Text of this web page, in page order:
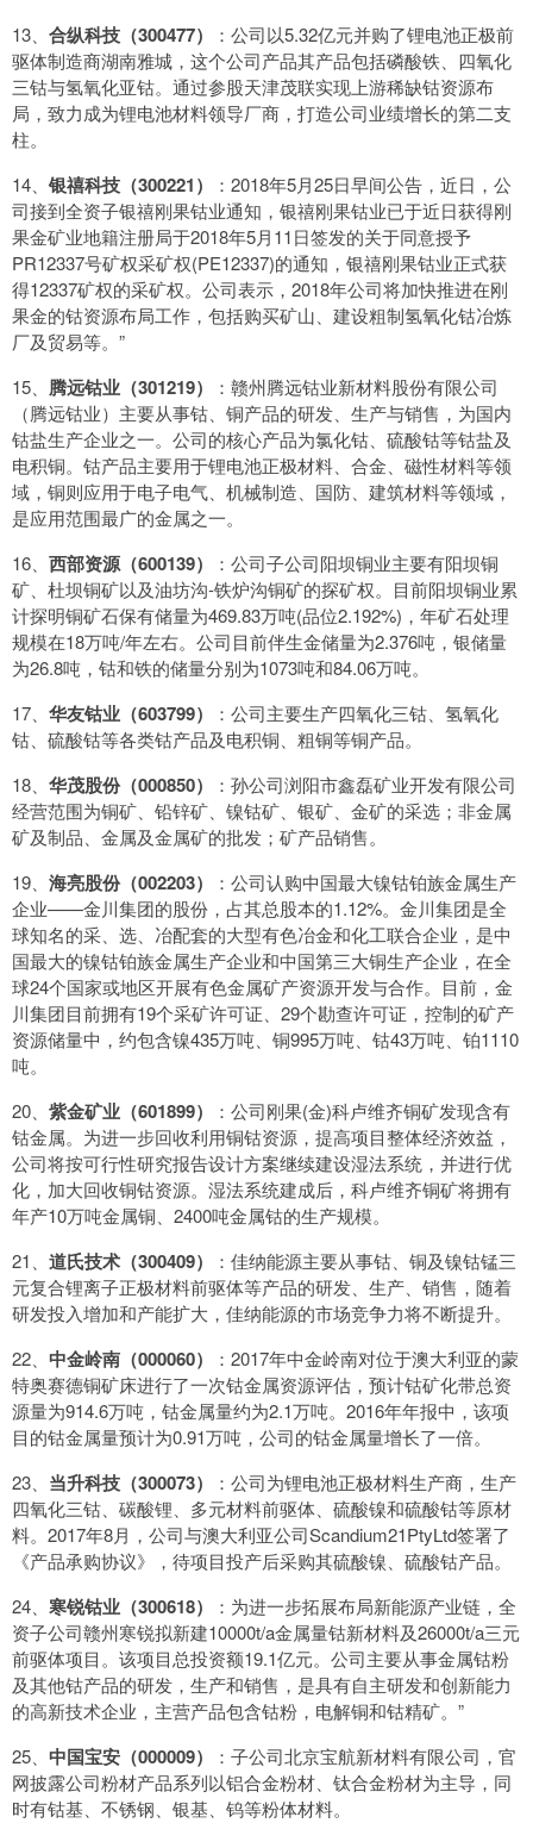
13、 合纵科技（300477）
：公司以5.32亿元并购了锂电池正极前
驱体制造商湖南雅城，这个公司产品其产品包括磷酸铁、四氧化
三钴与氢氧化亚钴。通过参股天津茂联实现上游稀缺钴资源布
局，致力成为锂电池材料领导厂商，打造公司业绩增长的第二支
柱。
14、 银禧科技（300221）
：2018年5月25日早间公告，近日，公
司接到全资子银禧刚果钴业通知，银禧刚果钴业已于近日获得刚
果金矿业地籍注册局于2018年5月11日签发的关于同意授予
PR12337号矿权采矿权(PE12337)的通知，银禧刚果钴业正式获
得12337矿权的采矿权。公司表示，2018年公司将加快推进在刚
果金的钴资源布局工作，包括购买矿山、建设粗制氢氧化钴冶炼
厂及贸易等。”
15、 腾远钴业（301219）
：赣州腾远钴业新材料股份有限公司
（腾远钴业）主要从事钴、铜产品的研发、生产与销售，为国内
钴盐生产企业之一。公司的核心产品为氯化钴、硫酸钴等钴盐及
电积铜。钴产品主要用于锂电池正极材料、合金、磁性材料等领
域，铜则应用于电子电气、机械制造、国防、建筑材料等领域，
是应用范围最广的金属之一。
16、 西部资源（600139）
：公司子公司阳坝铜业主要有阳坝铜
矿、杜坝铜矿以及油坊沟-铁炉沟铜矿的探矿权。目前阳坝铜业累
计探明铜矿石保有储量为469.83万吨(品位2.192%)，年矿石处理
规模在18万吨/年左右。公司目前伴生金储量为2.376吨，银储量
为26.8吨，钴和铁的储量分别为1073吨和84.06万吨。
17、 华友钴业（603799）
：公司主要生产四氧化三钴、氢氧化
钴、硫酸钴等各类钴产品及电积铜、粗铜等铜产品。
18、 华茂股份（000850）
：孙公司浏阳市鑫磊矿业开发有限公司
经营范围为铜矿、铅锌矿、镍钴矿、银矿、金矿的采选；非金属
矿及制品、金属及金属矿的批发；矿产品销售。
19、 海亮股份（002203）
：公司认购中国最大镍钴铂族金属生产
企业——金川集团的股份，占其总股本的1.12%。金川集团是全
球知名的采、选、冶配套的大型有色冶金和化工联合企业，是中
国最大的镍钴铂族金属生产企业和中国第三大铜生产企业，在全
球24个国家或地区开展有色金属矿产资源开发与合作。目前，金
川集团目前拥有19个采矿许可证、29个勘查许可证，控制的矿产
资源储量中，约包含镍435万吨、铜995万吨、钴43万吨、铂1110
吨。
20、 紫金矿业（601899）
：公司刚果(金)科卢维齐铜矿发现含有
钴金属。为进一步回收利用铜钴资源，提高项目整体经济效益，
公司将按可行性研究报告设计方案继续建设湿法系统，并进行优
化，加大回收铜钴资源。湿法系统建成后，科卢维齐铜矿将拥有
年产10万吨金属铜、2400吨金属钴的生产规模。
21、 道氏技术（300409）
：佳纳能源主要从事钴、铜及镍钴锰三
元复合锂离子正极材料前驱体等产品的研发、生产、销售，随着
研发投入增加和产能扩大，佳纳能源的市场竞争力将不断提升。
22、 中金岭南（000060）
：2017年中金岭南对位于澳大利亚的蒙
特奥赛德铜矿床进行了一次钴金属资源评估，预计钴矿化带总资
源量为914.6万吨，钴金属量约为2.1万吨。2016年年报中，该项
目的钴金属量预计为0.91万吨，公司的钴金属量增长了一倍。
23、 当升科技（300073）
：公司为锂电池正极材料生产商，生产
四氧化三钴、碳酸锂、多元材料前驱体、硫酸镍和硫酸钴等原材
料。2017年8月，公司与澳大利亚公司Scandium21PtyLtd签署了
《产品承购协议》，待项目投产后采购其硫酸镍、硫酸钴产品。
24、 寒锐钴业（300618）
：为进一步拓展布局新能源产业链，全
资子公司赣州寒锐拟新建10000t/a金属量钴新材料及26000t/a三元
前驱体项目。该项目总投资额19.1亿元。公司主要从事金属钴粉
及其他钴产品的研发，生产和销售，是具有自主研发和创新能力
的高新技术企业，主营产品包含钴粉，电解铜和钴精矿。”
25、 中国宝安（000009）
：子公司北京宝航新材料有限公司，官
网披露公司粉材产品系列以铝合金粉材、钛合金粉材为主导，同
时有钴基、不锈钢、银基、钨等粉体材料。